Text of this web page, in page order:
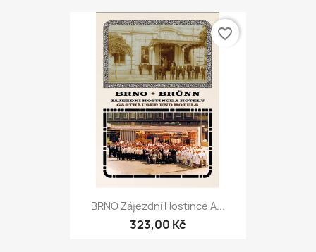
BRNO Zájezdní Hostince A...
323,00 Kč
favorite_border